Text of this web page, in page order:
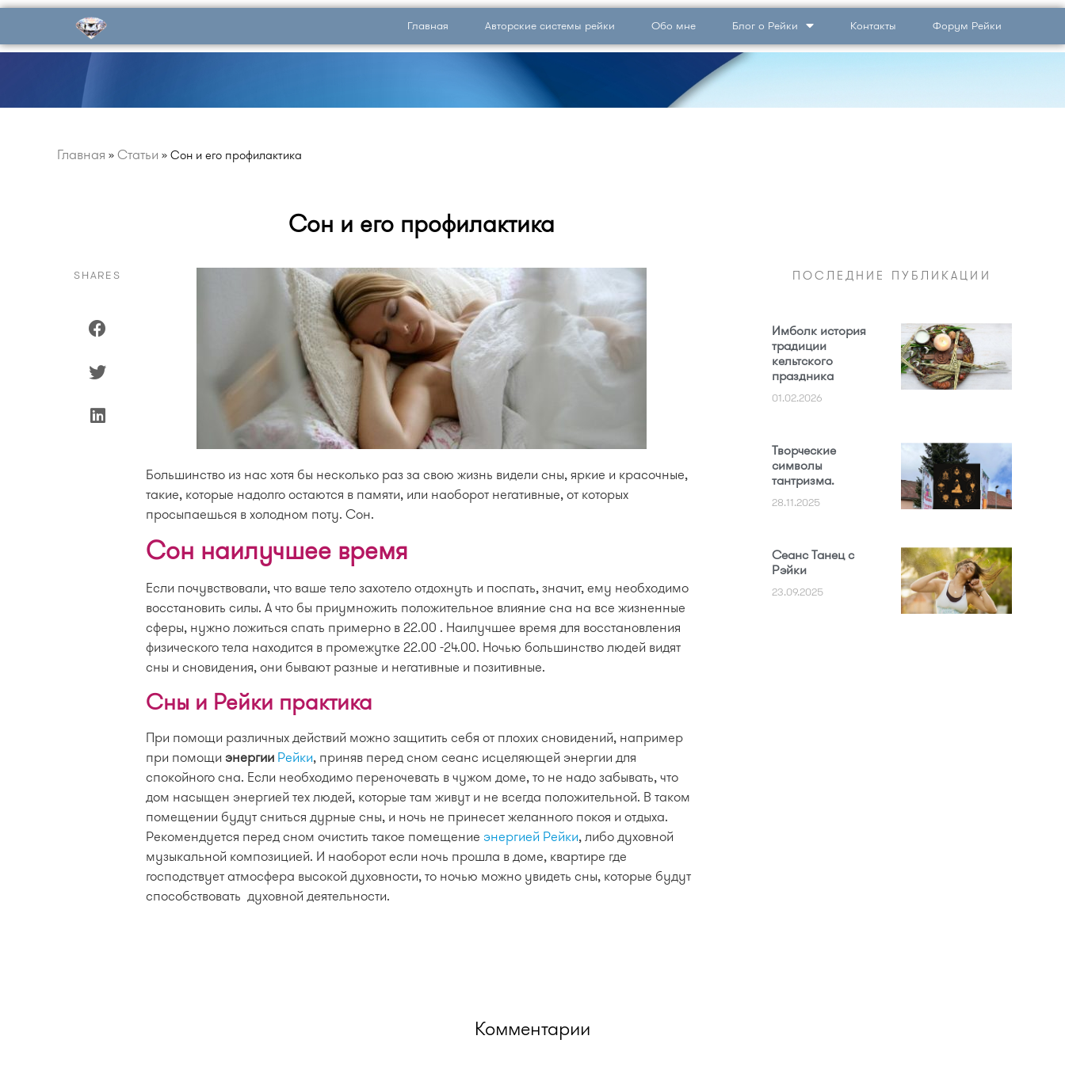
Главная Авторские системы рейки Обо мне Блог о Рейки Контакты Форум Рейки
Главная » Статьи » Сон и его профилактика
SHARES
Сон и его профилактика
Большинство из нас хотя бы несколько раз за свою жизнь видели сны, яркие и красочные,
такие, которые надолго остаются в памяти, или наоборот негативные, от которых
просыпаешься в холодном поту. Сон.
Сон наилучшее время
Если почувствовали, что ваше тело захотело отдохнуть и поспать, значит, ему необходимо
восстановить силы. А что бы приумножить положительное влияние сна на все жизненные
сферы, нужно ложиться спать примерно в 22.00 . Наилучшее время для восстановления
физического тела находится в промежутке 22.00 -24.00. Ночью большинство людей видят
сны и сновидения, они бывают разные и негативные и позитивные.
Сны и Рейки практика
При помощи различных действий можно защитить себя от плохих сновидений, например
при помощи энергии Рейки, приняв перед сном сеанс исцеляющей энергии для
спокойного сна. Если необходимо переночевать в чужом доме, то не надо забывать, что
дом насыщен энергией тех людей, которые там живут и не всегда положительной. В таком
помещении будут сниться дурные сны, и ночь не принесет желанного покоя и отдыха.
Рекомендуется перед сном очистить такое помещение энергией Рейки, либо духовной
музыкальной композицией. И наоборот если ночь прошла в доме, квартире где
господствует атмосфера высокой духовности, то ночью можно увидеть сны, которые будут
способствовать духовной деятельности.
ПОСЛЕДНИЕ ПУБЛИКАЦИИ
Имболк история
традиции
кельтского
праздника
01.02.2026
Творческие
символы
тантризма.
28.11.2025
Сеанс Танец с
Рэйки
23.09.2025
Комментарии